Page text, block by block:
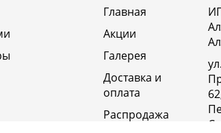
Главная
Акции
Галерея
Доставка и
оплата
Распродажа
ул.